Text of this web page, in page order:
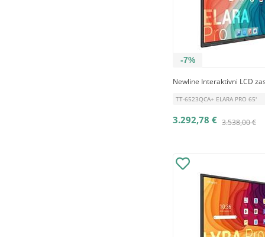
-7%
Newline Interaktivni LCD
TT-6523QCA+ ELARA PRO 65'
3.538,00 €
3.292,78 €